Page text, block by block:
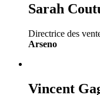
Sarah
Directrice des
Arseno
Vincent